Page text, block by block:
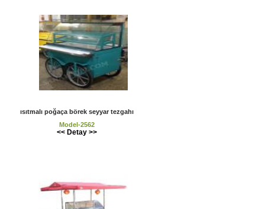
ısıtmalı poğaça börek seyyar tezgahı
Model-2562
<< Detay >>